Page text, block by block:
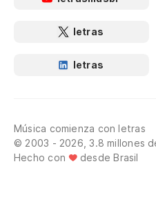
letras
letras
Música comienza con letras
© 2003 - 2026, 3.8 millones
Hecho con
desde Brasil